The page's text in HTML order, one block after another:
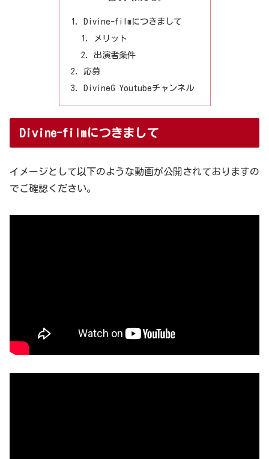
Divine-filmにつきまして
メリット
出演者条件
応募
DivineG Youtubeチャンネル
Divine-filmにつきまして
イメージとして以下のような動画が公開されておりますの
でご確認ください。